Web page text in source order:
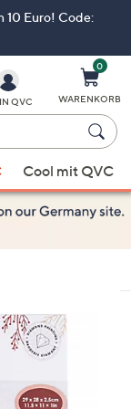
10 Euro! Code:
QVC
0
WARENKORB
Cool mit QVC